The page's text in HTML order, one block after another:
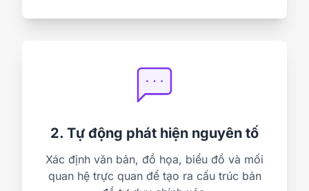
2. Tự động phát hiện nguyên tố
Xác định văn bản, đồ họa, biểu đồ và mối
quan hệ trực quan để tạo ra cấu trúc bản